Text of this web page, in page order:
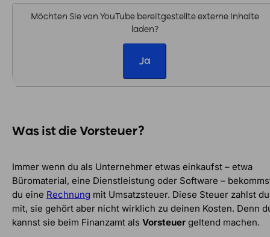
Möchten Sie von YouTubebereitgestellte externe Inhalte
laden?
Ja
Was ist die Vorsteuer?
Immer wenn du als Unternehmer etwas einkaufst – etwa
Büromaterial, eine Dienstleistung oder Software –
du eine Rechnung mit Umsatzsteuer. Diese Steuer zahlst du
mit, sie gehört aber nicht wirklich zu deinen Kosten. Denn
kannst sie beim Finanzamt als Vorsteuer geltend machen.